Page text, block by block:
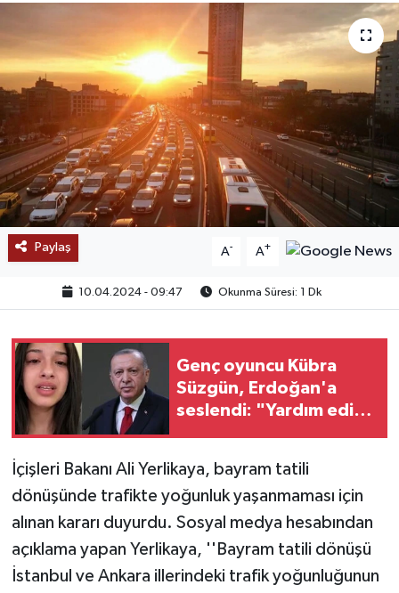
Paylaş A- A+
10.04.2024 - 09:47 Okunma Süresi: 1 Dk
Genç oyuncu Kübra
Süzgün, Erdoğan'a
seslendi: "Yardım edin,
İçişleri Bakanı Ali Yerlikaya, bayram tatili
dönüşünde trafikte yoğunluk yaşanmaması için
alınan kararı duyurdu. Sosyal medya hesabından
açıklama yapan Yerlikaya, ''Bayram tatili dönüşü
İstanbul ve Ankara illerindeki trafik yoğunluğunun
BÖLGE
KEŞFET
POPÜLER
DÜNYA
TREND
MEDYA
OTOMOTİV
TEKNOLOJİ
YAŞAM
KÜLTÜR SANAT